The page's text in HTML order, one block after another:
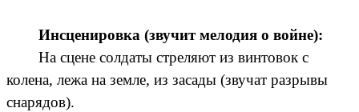
Инсценировка (звучит мелодия о войне):
На сцене солдаты стреляют из винтовок с
колена, лежа на земле, из засады (звучат разрывы
снарядов).